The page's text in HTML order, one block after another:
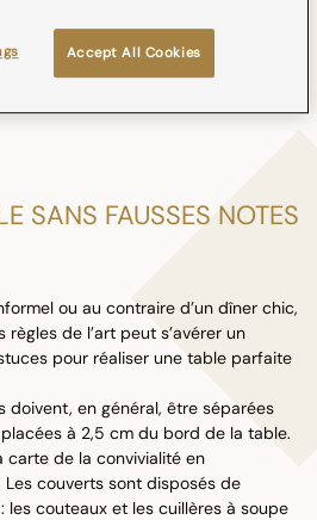
SANS FAUSSES NOTES
ou au contraire d’un dîner chic,
de l’art peut s’avérer un
pour réaliser une table parfaite
doivent, en général, être séparées
à 2,5 cm du bord de la table.
carte de la convivialité en
couverts sont disposés de
les couteaux et les cuillères à soupe
Accept All Cookies